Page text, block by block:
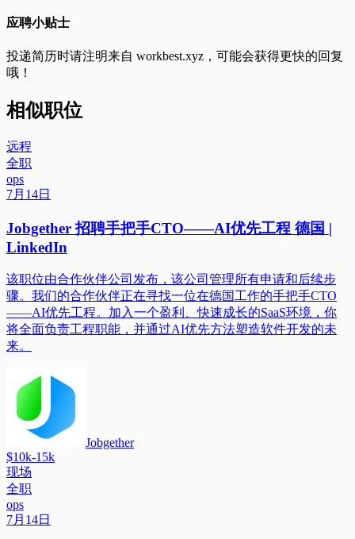
应聘小贴士
投递简历时请注明来自 workbest.xyz ，可能会获得更快的回复
哦！
相似职位
远程
全职
ops
7月14日
Jobgether 招聘手把手CTO——AI优先工程 德国 |
LinkedIn
该职位由合作伙伴公司发布，该公司管理所有申请和后续步
骤。我们的合作伙伴正在寻找一位在德国工作的手把手CTO
——AI优先工程。加入一个盈利、快速成长的SaaS环境，你
将全面负责工程职能，并通过AI优先方法塑造软件开发的未
来。
Jobgether
$10k-15k
现场
全职
ops
7月14日